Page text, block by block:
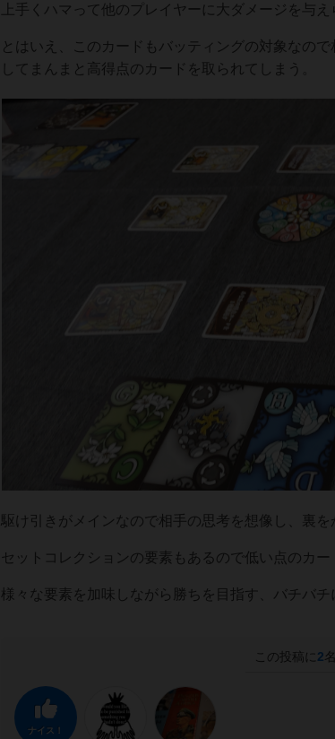
上手くハマって他のプレイヤーに大ダメージを与
とはいえ、このカードもバッティングの対象なの
してまんまと高得点のカードを取られてしまう。
駆け引きがメインなので相手の思考を想像し、裏を
セットコレクションの要素もあるので低い点のカー
様々な要素を加味しながら勝ちを目指す、バチバチ
この投稿に 2
ナイス！